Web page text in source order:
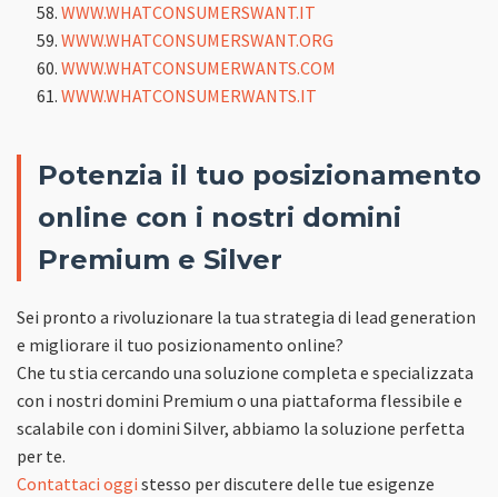
WWW.WHATCONSUMERSWANT.IT
WWW.WHATCONSUMERSWANT.ORG
WWW.WHATCONSUMERWANTS.COM
WWW.WHATCONSUMERWANTS.IT
Potenzia il tuo posizionamento
online con i nostri domini
Premium e Silver
Sei pronto a rivoluzionare la tua strategia di lead generation
e migliorare il tuo posizionamento online?
Che tu stia cercando una soluzione completa e specializzata
con i nostri domini Premium o una piattaforma flessibile e
scalabile con i domini Silver, abbiamo la soluzione perfetta
per te.
Contattaci oggi stesso per discutere delle tue esigenze